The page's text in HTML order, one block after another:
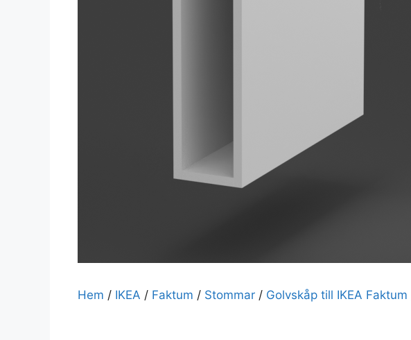
Hem / IKEA / Faktum / Stommar / Golvskåp till IKEA Faktum